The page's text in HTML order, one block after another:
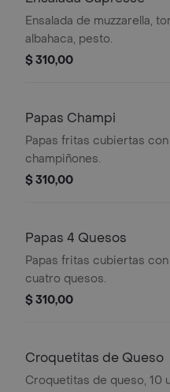
Ensalada de muzzarella,
albahaca, pesto.
$ 310,00
Papas Champi
Papas fritas cubiertas
champiñones.
$ 310,00
Papas 4 Quesos
Papas fritas cubiertas
cuatro quesos.
$ 310,00
Croquetitas de Queso
Croquetitas de queso, 10